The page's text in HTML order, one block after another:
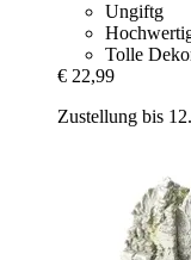
Ungiftg
Tolle
€ 22,99
Zustellung bis